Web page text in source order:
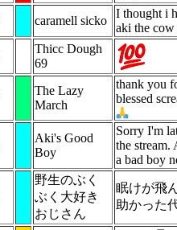
caramell sicko
I thought i
aki the cow
Thicc Dough
69
The Lazy
March
thank you
blessed
Aki's Good
Boy
Sorry I'm
the stream.
a bad boy
野生のぶく
ぶく大好き
おじさん
眠けが飛
助かった